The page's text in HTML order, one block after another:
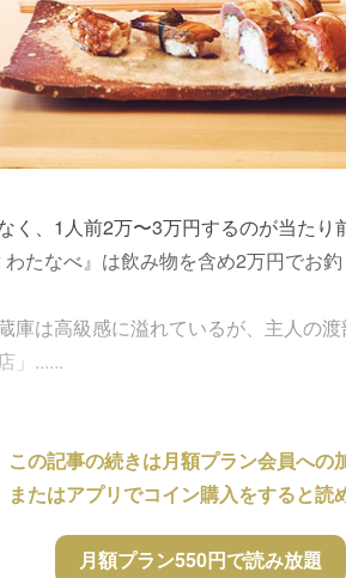
く、1人前2万〜3万円するのが当たり
たなべ』は飲み物を含め2万円でお釣
庫は高級感に溢れているが、主人の
」......
この記事の続きは月額プラン会員への
またはアプリでコイン購入をすると読
月額プラン550円で読み放題